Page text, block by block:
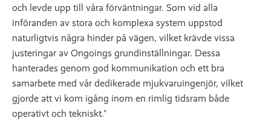
och levde upp till våra förväntningar. Som vid alla
införanden av stora och komplexa system uppstod
naturligtvis några hinder på vägen, vilket krävde vissa
justeringar av Ongoings grundinställningar. Dessa
hanterades genom god kommunikation och ett bra
samarbete med vår dedikerade mjukvaruingenjör, vilket
gjorde att vi kom igång inom en rimlig tidsram både
operativt och tekniskt."